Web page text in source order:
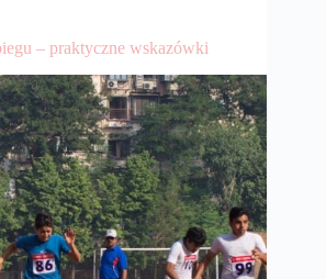
– praktyczne wskazówki